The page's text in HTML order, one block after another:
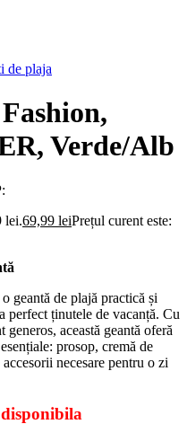
de plaja
Verde/Alb
lei.69,99 leiPrețul curent este:
geantă de plajă practică și
perfect ținutele de vacanță. Cu
această geantă oferă
prosop, cremă de
necesare pentru o zi